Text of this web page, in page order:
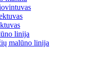
linija
malūno linija